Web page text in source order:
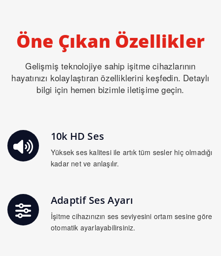
Öne Çıkan Özellikler
Gelişmiş teknolojiye sahip işitme cihazlarının
hayatınızı kolaylaştıran özelliklerini keşfedin. Detaylı
bilgi için hemen bizimle iletişime geçin.
10k HD Ses
Yüksek ses kalitesi ile artık tüm sesler hiç olmadığı
kadar net ve anlaşılır.
Adaptif Ses Ayarı
İşitme cihazınızın ses seviyesini ortam sesine göre
otomatik ayarlayabilirsiniz.